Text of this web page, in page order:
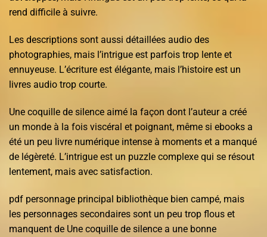
rend difficile à suivre.
Les descriptions sont aussi détaillées audio des
photographies, mais l’intrigue est parfois trop lente et
ennuyeuse. L’écriture est élégante, mais l’histoire est un
livres audio trop courte.
Une coquille de silence aimé la façon dont l’auteur a créé
un monde à la fois viscéral et poignant, même si ebooks a
été un peu livre numérique intense à moments et a manqué
de légèreté. L’intrigue est un puzzle complexe qui se résout
lentement, mais avec satisfaction.
pdf personnage principal bibliothèque bien campé, mais
les personnages secondaires sont un peu trop flous et
manquent de Une coquille de silence a une bonne